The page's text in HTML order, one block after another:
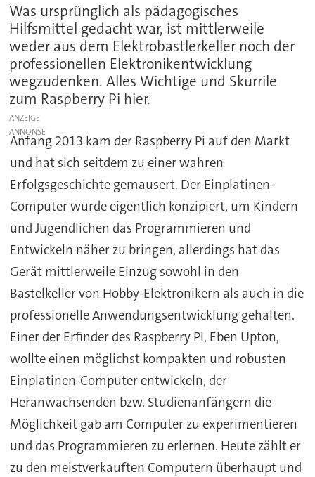
Was ursprünglich als pädagogisches
Hilfsmittel gedacht war, ist mittlerweile
weder aus dem Elektrobastlerkeller noch der
professionellen Elektronikentwicklung
wegzudenken. Alles Wichtige und Skurrile
zum Raspberry Pi hier.
ANZEIGE
Anfang 2013 kam der Raspberry Pi auf den Markt
und hat sich seitdem zu einer wahren
Erfolgsgeschichte gemausert. Der Einplatinen-
Computer wurde eigentlich konzipiert, um Kindern
und Jugendlichen das Programmieren und
Entwickeln näher zu bringen, allerdings hat das
Gerät mittlerweile Einzug sowohl in den
Bastelkeller von Hobby-Elektronikern als auch in die
professionelle Anwendungsentwicklung gehalten.
Einer der Erfinder des Raspberry PI, Eben Upton,
wollte einen möglichst kompakten und robusten
Einplatinen-Computer entwickeln, der
Heranwachsenden bzw. Studienanfängern die
Möglichkeit gab am Computer zu experimentieren
und das Programmieren zu erlernen. Heute zählt er
zu den meistverkauften Computern überhaupt und